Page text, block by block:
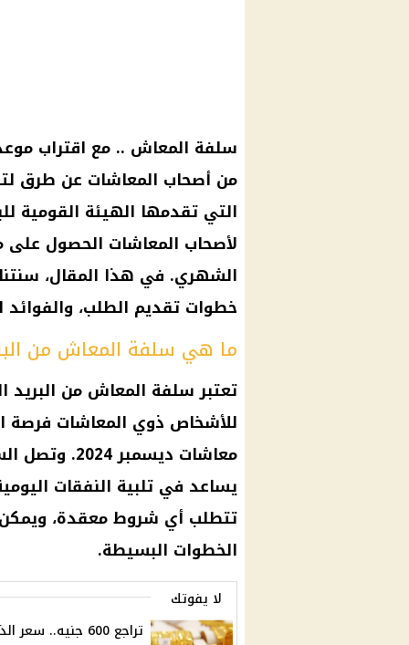
من أصحاب المعاشات عن طرق
التي تقدمها الهيئة القومية
لأصحاب المعاشات الحصول
الشهري. في هذا المقال،
خطوات تقديم الطلب،
ما هي سلفة المعاش من
تعتبر سلفة المعاش من البريد
للأشخاص ذوي المعاشات
معاشات
يساعد في تلبية النفقات
تتطلب أي شروط معقدة،
الخطوات البسيطة.
لا يفوتك
تراجع 600 جنيه..